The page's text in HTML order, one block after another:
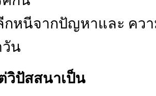
กหนีจากปัญหาและ คว
วัน
วิปัสสนาเป็น